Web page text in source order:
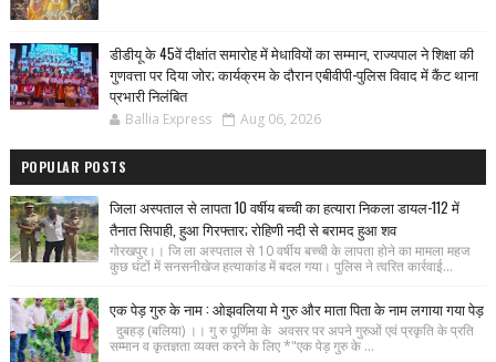
डीडीयू के 45वें दीक्षांत समारोह में मेधावियों का सम्मान, राज्यपाल ने शिक्षा की
गुणवत्ता पर दिया जोर; कार्यक्रम के दौरान एबीवीपी-पुलिस विवाद में कैंट थाना
प्रभारी निलंबित
Ballia Express Aug 06, 2026
POPULAR POSTS
जिला अस्पताल से लापता 10 वर्षीय बच्ची का हत्यारा निकला डायल-112 में
तैनात सिपाही, हुआ गिरफ्तार; रोहिणी नदी से बरामद हुआ शव
गोरखपुर।। जि ला अस्पताल से 10 वर्षीय बच्ची के लापता होने का मामला महज
कुछ घंटों में सनसनीखेज हत्याकांड में बदल गया। पुलिस ने त्वरित कार्रवाई...
एक पेड़ गुरु के नाम : ओझवलिया मे गुरु और माता पिता के नाम लगाया गया पेड़
दुबहड़ (बलिया) ।। गु रु पूर्णिमा के अवसर पर अपने गुरुओं एवं प्रकृति के प्रति
सम्मान व कृतज्ञता व्यक्त करने के लिए *"एक पेड़ गुरु के ...